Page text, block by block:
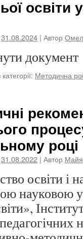
освіти
31.08.2024 | Автор
документ
Методична
році
31.08.2022 | Автор
освіти і
науковою